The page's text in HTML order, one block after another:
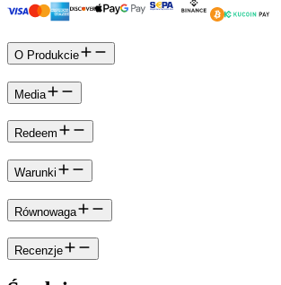
O Produkcie
Media
Redeem
Warunki
Równowaga
Recenzje